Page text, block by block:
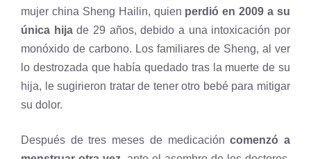
mujer china Sheng Hailin, quien perdió en 2009 a su
única hijade 29 años, debido a una intoxicación por
monóxido de carbono. Los familiares de Sheng, al ver
lo destrozada que había quedado tras la muerte de su
hija, le sugirieron tratar de tener otro bebé para mitigar
su dolor.
Después de tres meses de medicacióncomenzó a